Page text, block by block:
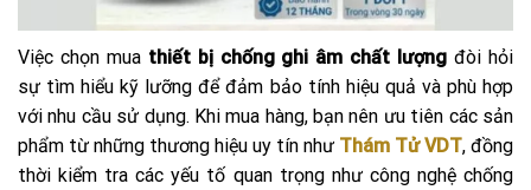
Việc chọn mua thiết bị chống ghi âm chất lượng đòi hỏi
sự tìm hiểu kỹ lưỡng để đảm bảo tính hiệu quả và phù hợp
với nhu cầu sử dụng. Khi mua hàng, bạn nên ưu tiên các sản
phẩm từ những thương hiệu uy tín như Thám Tử VDT, đồng
thời kiểm tra các yếu tố quan trọng như công nghệ chống